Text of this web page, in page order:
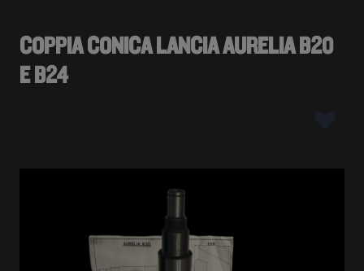
COPPIA CONICA LANCIA AURELIA B20
E B24